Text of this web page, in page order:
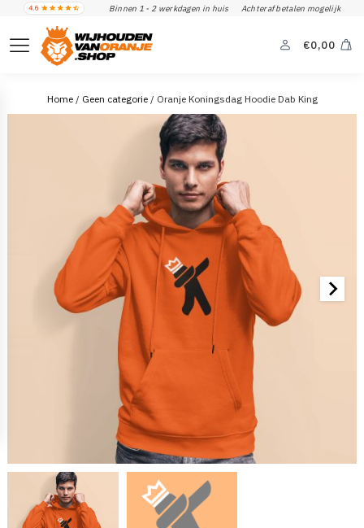
Binnen 1 - 2 werkdagen in huis Achteraf betalen mogelijk
€0,00
Home/ Geen categorie/ Oranje Koningsdag Hoodie Dab King